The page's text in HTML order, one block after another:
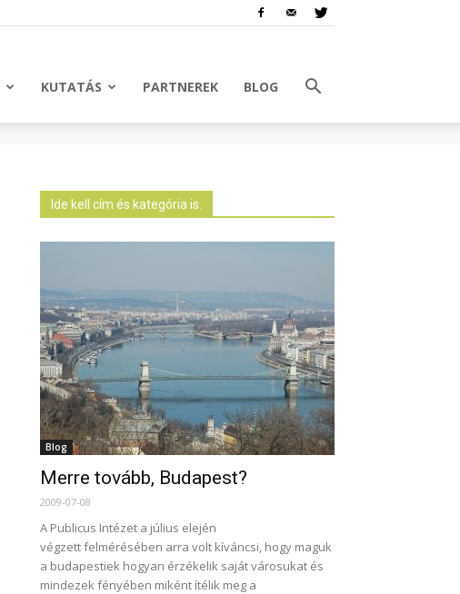
KUTATÁS PARTNEREK BLOG
Ide kell cím és kategória is.
Blog
Merre tovább, Budapest?
2009-07-08
A Publicus Intézet a július elején
végzett felmérésében arra volt kíváncsi, hogy maguk
a budapestiek hogyan érzékelik saját városukat és
mindezek fényében miként ítélik meg a